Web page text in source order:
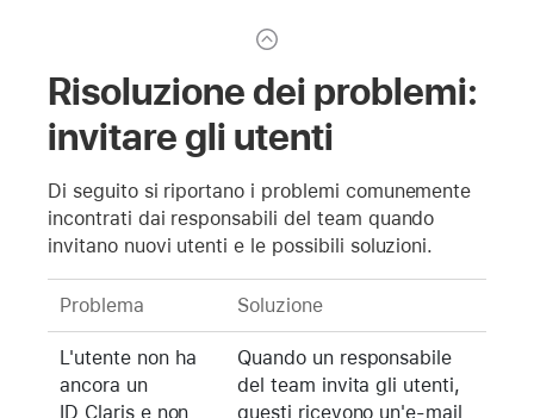
Risoluzione dei problemi:
invitare gli utenti
Di seguito si riportano i problemi comunemente
incontrati dai responsabili del team quando
invitano nuovi utenti e le possibili soluzioni.
Problema Soluzione
L'utente non ha
ancora un
ID Claris e non
Quando un responsabile
del team invita gli utenti,
questi ricevono un'e-mail